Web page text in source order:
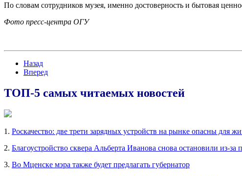
По словам сотрудников музея, именно достоверность и бытовая
Фото пресс-центра ОГУ
Назад
Вперед
ТОП-5 самых читаемых новостей
1. Роскачество: две трети зарядных устройств на рынке опасны для
2. Благоустройство сквера Альберта Иванова снова остановили из-за
3. Во Мценске мэра также будет предлагать губернатор